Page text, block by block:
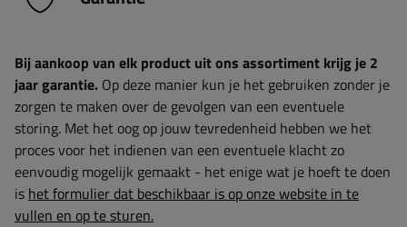
Bij aankoop van elk product uit ons assortiment krijg je 2
jaar garantie. Op deze manier kun je het gebruiken zonder je
zorgen te maken over de gevolgen van een eventuele
storing. Met het oog op jouw tevredenheid hebben we het
proces voor het indienen van een eventuele klacht zo
eenvoudig mogelijk gemaakt - het enige wat je hoeft te doen
is het formulier dat beschikbaar is op onze website in te
vullen en op te sturen.